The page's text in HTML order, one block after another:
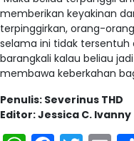
memberikan keyakinan
terpinggirkan, orang-
selama ini tidak tersentuh
barangkali kalau beliau
membawa keberkahan
Penulis: Severinus THD
Editor: Jessica C. Ivanny